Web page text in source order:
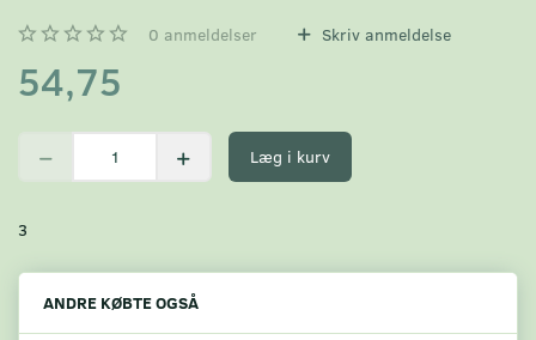
0 anmeldelser Skriv anmeldelse
54,75
Læg i kurv
3
ANDRE KØBTE OGSÅ